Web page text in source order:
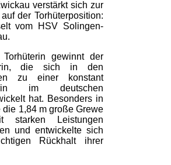
verstärkt sich zur
der Torhüterposition:
vom HSV Solingen-
gewinnt der
die sich in den
zu einer konstant
im deutschen
hat. Besonders in
1,84 m große Grewe
starken Leistungen
und entwickelte sich
Rückhalt ihrer